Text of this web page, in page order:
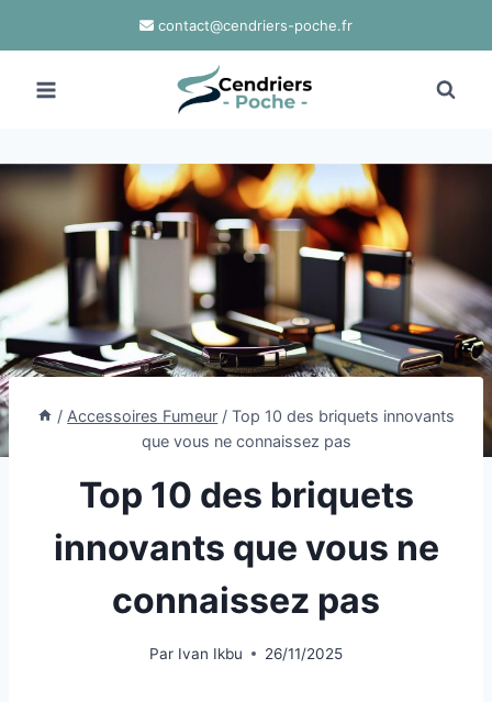
contact@cendriers-poche.fr
/ Accessoires Fumeur / Top 10 des briquets innovants
que vous ne connaissez pas
Top 10 des briquets
innovants que vous ne
connaissez pas
Par Ivan Ikbu 26/11/2025